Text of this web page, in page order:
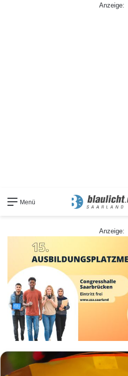
Anzeige:
Menü
Anzeige: